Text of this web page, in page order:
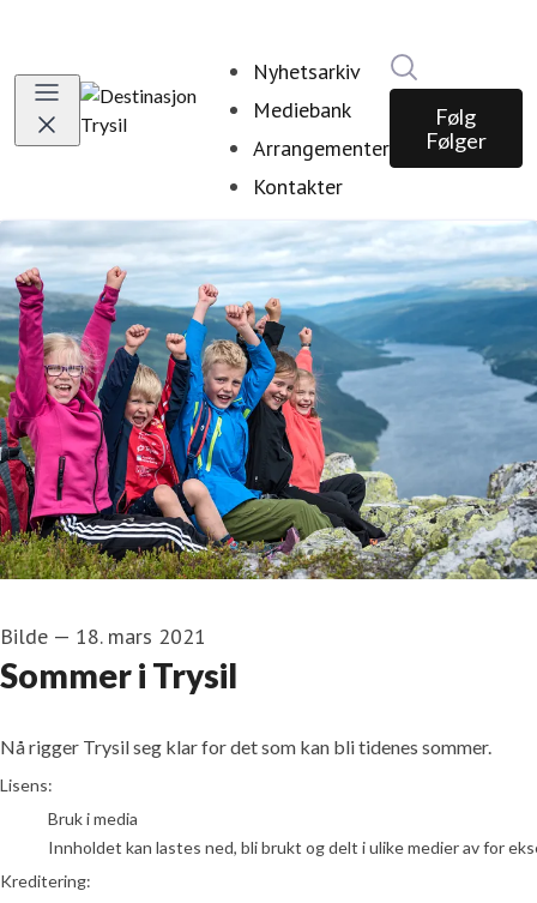
Nyhetsarkiv
Mediebank
Arrangementer
Kontakter
Følg
Følger
Bilde — 18. mars 2021
Sommer i Trysil
Nå rigger Trysil seg klar for det som kan bli tidenes sommer.
Hans Martin Nysæter/Trysil
Lisens:
Bruk i media
Innholdet kan lastes ned, bli brukt og delt i ulike medier av for
Kreditering: